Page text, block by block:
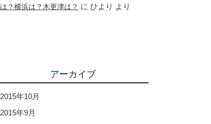
は？横浜は？木更津は？ に ひより より
アーカイブ
2015年10月
2015年9月